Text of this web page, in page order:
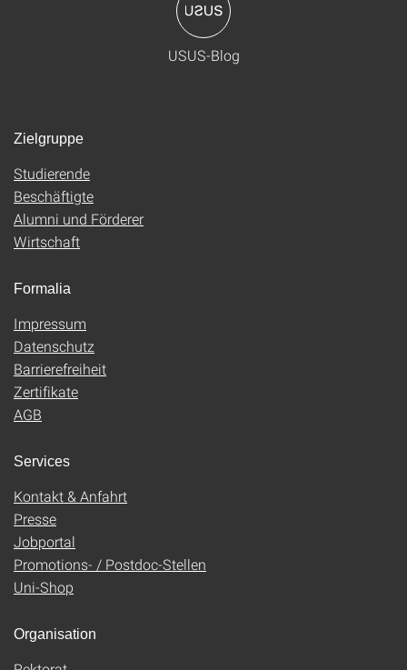
USUS-Blog
Zielgruppe
Studierende
Beschäftigte
Alumni und Förderer
Wirtschaft
Formalia
Impressum
Datenschutz
Barrierefreiheit
Zertifikate
AGB
Services
Kontakt & Anfahrt
Presse
Jobportal
Promotions- / Postdoc-Stellen
Uni-Shop
Organisation